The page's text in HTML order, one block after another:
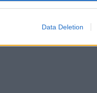
Data Deletion